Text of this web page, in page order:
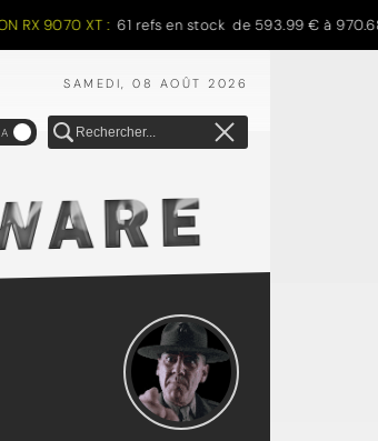
XT : 61 refs en stock de 593.99 € à 970.68 €
SAMEDI, 08 AOÛT 2026
A